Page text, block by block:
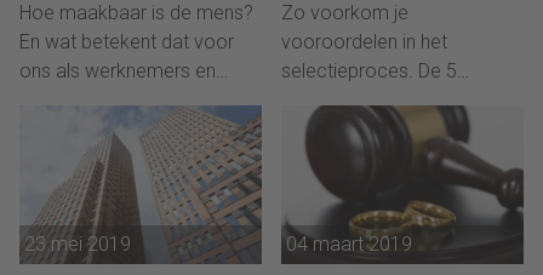
Hoe maakbaar is de mens?
En wat betekent dat voor
ons als werknemers en
werkgevers? Daarover gaat
de C-week van onze
Belgische collega’s.
Zo voorkom je
vooroordelen in het
selectieproces. De 5
belangrijkste onderwerpen in
het Democratische
verkiezingsdebat in de VS.
Wat accountants kunnen
bijdragen aan een stabiele
supply chain.
23 mei 2019 04 maart 2019